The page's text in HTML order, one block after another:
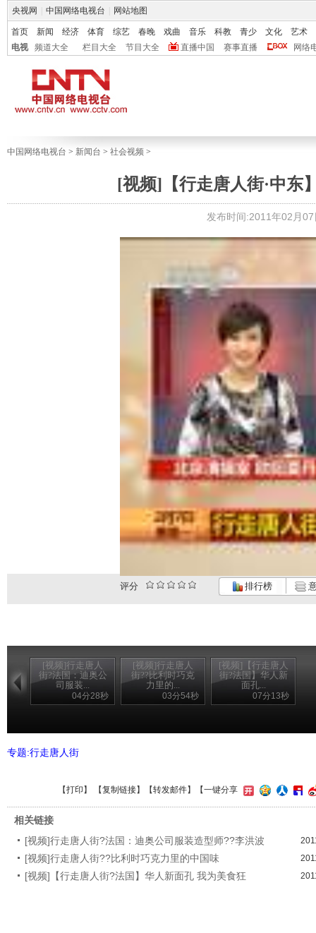
央视网 中国网络电视台 网站地图
首页 新闻 经济 体育 综艺 春晚 戏曲 音乐 科教 青少 文化
艺术
电视
频道大全 栏目大全 节目大全 直播中国 赛事直播 网络
中国网络电视台 > 新闻台 > 社会视频 >
[视频]【行走唐人街·中东
发布时间:2011年02月
评分 排行榜
[视频]行走唐人
街?法国：迪奥公
司服装...
04分28秒
[视频]行走唐人
街??比利时巧克
力里的...
03分54秒
[视频]【行走唐人
街?法国】华人新
面孔...
07分13秒
专题:行走唐人街
【打印 】 【复制链接】【转发邮件】 【一键分享
相关链接
[视频]行走唐人街?法国：迪奥公司服装造型师??李洪波
[视频]行走唐人街??比利时巧克力里的中国味
[视频]【行走唐人街?法国】华人新面孔 我为美食狂